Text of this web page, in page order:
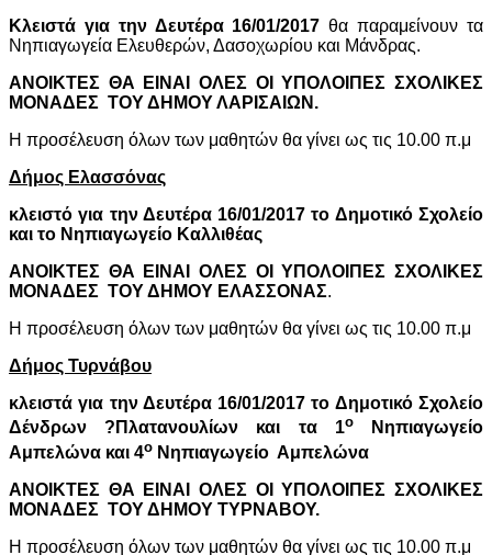
Κλειστά για την Δευτέρα 16/01/2017 θα παραμείνουν τα
Νηπιαγωγεία Ελευθερών, Δασοχωρίου και Μάνδρας.
ΑΝΟΙΚΤΕΣ ΘΑ ΕΙΝΑΙ ΟΛΕΣ ΟΙ ΥΠΟΛΟΙΠΕΣ ΣΧΟΛΙΚΕΣ
ΜΟΝΑΔΕΣ ΤΟΥ ΔΗΜΟΥ ΛΑΡΙΣΑΙΩΝ.
Η προσέλευση όλων των μαθητών θα γίνει ως τις 10.00 π.μ
Δήμος Ελασσόνας
κλειστό για την Δευτέρα 16/01/2017 το Δημοτικό Σχολείο
και το Νηπιαγωγείο Καλλιθέας
ΑΝΟΙΚΤΕΣ ΘΑ ΕΙΝΑΙ ΟΛΕΣ ΟΙ ΥΠΟΛΟΙΠΕΣ ΣΧΟΛΙΚΕΣ
ΜΟΝΑΔΕΣ ΤΟΥ ΔΗΜΟΥ ΕΛΑΣΣΟΝΑΣ.
Η προσέλευση όλων των μαθητών θα γίνει ως τις 10.00 π.μ
Δήμος Τυρνάβου
κλειστά για την Δευτέρα 16/01/2017 το Δημοτικό Σχολείο
Δένδρων ?Πλατανουλίων και τα 1οΝηπιαγωγείο
Αμπελώνα και 4ο Νηπιαγωγείο Αμπελώνα
ΑΝΟΙΚΤΕΣ ΘΑ ΕΙΝΑΙ ΟΛΕΣ ΟΙ ΥΠΟΛΟΙΠΕΣ ΣΧΟΛΙΚΕΣ
ΜΟΝΑΔΕΣ ΤΟΥ ΔΗΜΟΥ ΤΥΡΝΑΒΟΥ.
Η προσέλευση όλων των μαθητών θα γίνει ως τις 10.00 π.μ